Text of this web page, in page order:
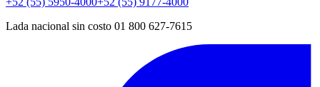
Lada nacional sin costo 01 800 627-7615